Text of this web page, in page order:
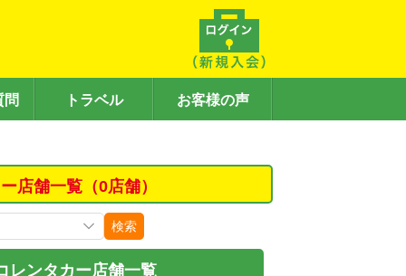
問 トラベル お客様の声
店舗一覧（0店舗）
検索
レンタカー店舗一覧